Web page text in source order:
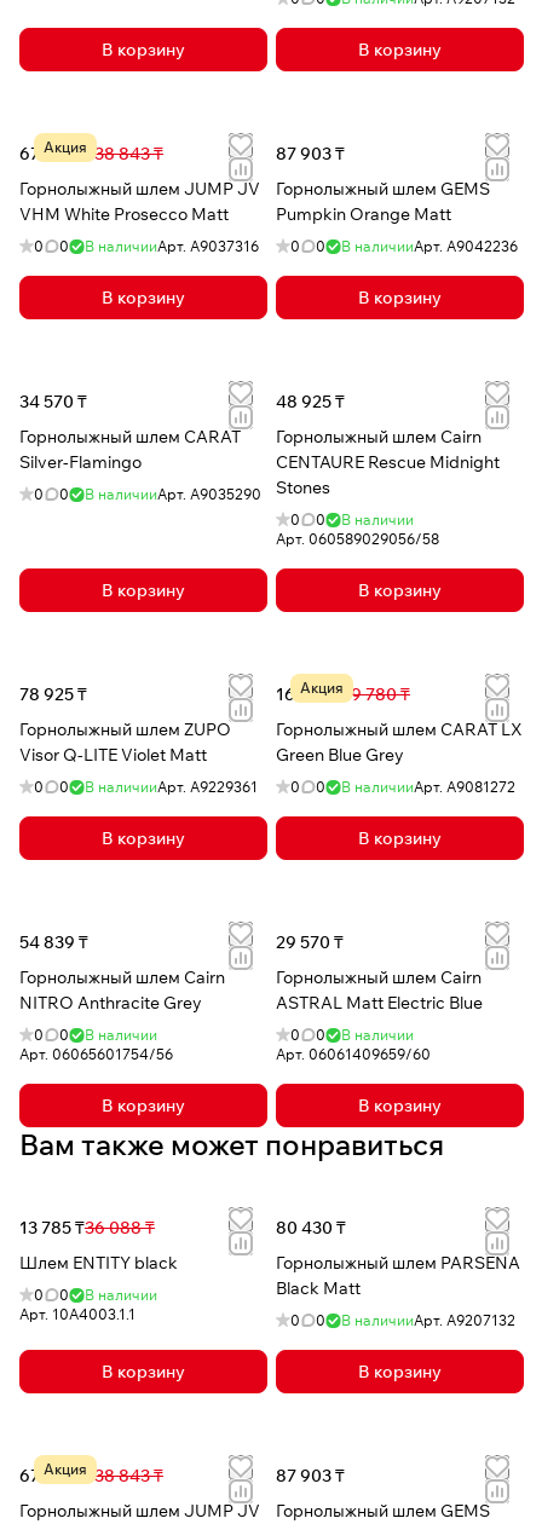
В корзину В корзину
Акция
67 355 ₸ 138 843 ₸
Горнолыжный шлем JUMP JV
VHM White Prosecco Matt
0 0 В наличииАрт. A9037316
В корзину
87 903 ₸
Горнолыжный шлем GEMS
Pumpkin Orange Matt
0 0 В наличииАрт. A9042236
В корзину
34 570 ₸
Горнолыжный шлем CARAT
Silver-Flamingo
0 0 В наличииАрт. A9035290
В корзину
48 925 ₸
Горнолыжный шлем Cairn
CENTAURE Rescue Midnight
Stones
0 0
В наличии
Арт. 060589029056/58
В корзину
78 925 ₸
Горнолыжный шлем ZUPO
Visor Q-LITE Violet Matt
0 0 В наличииАрт. A9229361
В корзину
Акция
16 124 ₸39 780 ₸
Горнолыжный шлем CARAT LX
Green Blue Grey
0 0 В наличииАрт. A9081272
В корзину
54 839 ₸
Горнолыжный шлем Cairn
NITRO Anthracite Grey
0 0
В наличии
Арт. 06065601754/56
В корзину
29 570 ₸
Горнолыжный шлем Cairn
ASTRAL Matt Electric Blue
0 0
В наличии
Арт. 06061409659/60
В корзину
Вам также может понравиться
13 785 ₸36 088 ₸
Шлем ENTITY black
0 0
В наличии
Арт. 10A4003.1.1
В корзину
80 430 ₸
Горнолыжный шлем PARSENA
Black Matt
0 0 В наличииАрт. A9207132
В корзину
Акция
67 355 ₸ 138 843 ₸
Горнолыжный шлем JUMP JV
87 903 ₸
Горнолыжный шлем GEMS